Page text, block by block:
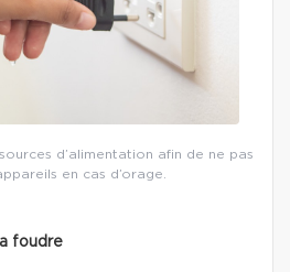
d’alimentation afin de ne pas
en cas d’orage.
foudre